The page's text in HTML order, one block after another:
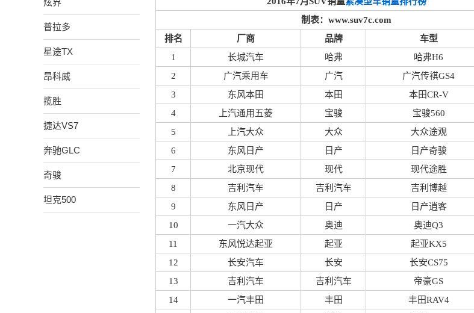
炫界
普拉多
星途TX
昂科威
揽胜
捷达VS7
奔驰GLC
奇骏
坦克500
制表：www.suv7c.com
排名
厂商 品牌 车型
1
长城汽车 哈弗 哈弗H6
2
广汽乘用车 广汽 广汽传祺GS4
3
东风本田 本田 本田CR-V
4
上汽通用五菱 宝骏 宝骏560
5
上汽大众 大众 大众途观
6
东风日产 日产 日产奇骏
7
北京现代 现代 现代途胜
8
吉利汽车 吉利汽车 吉利博越
9
东风日产 日产 日产逍客
10
一汽大众 奥迪 奥迪Q3
11
东风悦达起亚 起亚 起亚KX5
12
长安汽车 长安 长安CS75
13
吉利汽车 吉利汽车 帝豪GS
14
一汽丰田 丰田 丰田RAV4